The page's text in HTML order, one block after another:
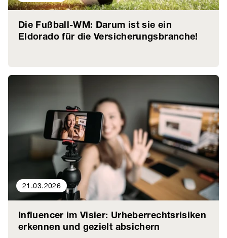
Die Fußball-WM: Darum ist sie ein
Eldorado für die Versicherungsbranche!
21.03.2026
Influencer im Visier: Urheberrechtsrisiken
erkennen und gezielt absichern